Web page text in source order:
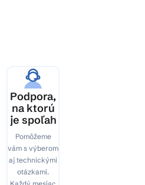
Podpora,
na ktorú
je spoľah
Pomôžeme
vám s výberom
aj technickými
otázkami.